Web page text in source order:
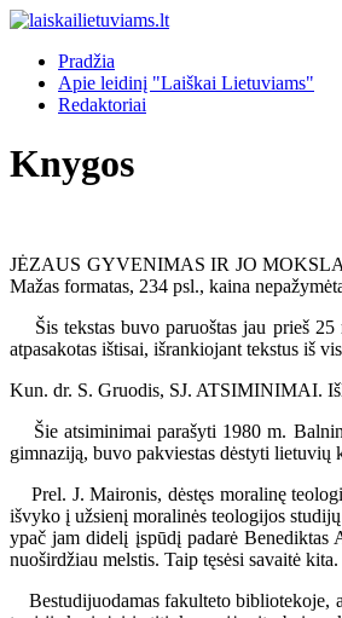
Pradžia
Apie leidinį "Laiškai Lietuviams"
Redaktoriai
Knygos
JĖZAUS GYVENIMAS IR JO
Mažas formatas, 234 psl., kaina
Šis tekstas buvo paruoštas jau prieš 25
atpasakotas ištisai, išrankiojant tekstus iš
Kun. dr. S. Gruodis, SJ. ATSIMINIMAI.
Šie atsiminimai parašyti 1980 m.
gimnaziją, buvo pakviestas dėstyti lietuvių
Prel. J. Maironis, dėstęs moralinę
išvyko į užsienį moralinės teologijos
ypač jam didelį įspūdį padarė Benediktas
nuoširdžiau melstis. Taip tęsėsi savaitė
Bestudijuodamas fakulteto bibliotekoje,